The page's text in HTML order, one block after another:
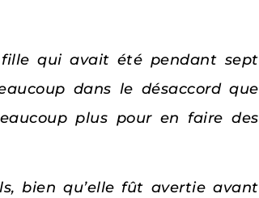
qui avait été pendant sept
dans le désaccord que
plus pour en faire des
bien qu’elle fût avertie avant